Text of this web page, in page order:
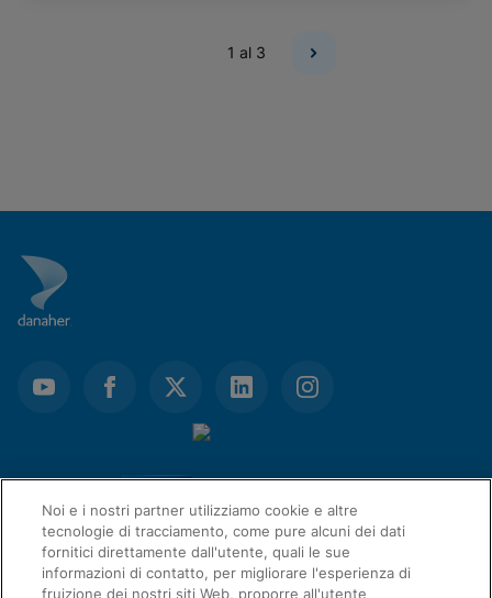
1 al 3
Noi e i nostri partner utilizziamo cookie e altre
tecnologie di tracciamento, come pure alcuni dei dati
fornitici direttamente dall'utente, quali le sue
informazioni di contatto, per migliorare l'esperienza di
fruizione dei nostri siti Web, proporre all'utente